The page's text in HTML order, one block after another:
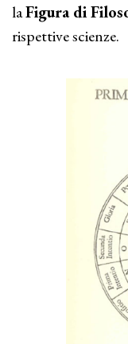
laFigura di
rispettive scienze.